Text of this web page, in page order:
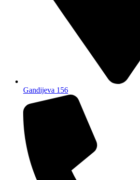
Gandijeva 156